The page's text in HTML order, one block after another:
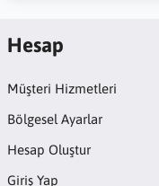
Hesap
Müşteri Hizmetleri
Bölgesel Ayarlar
Hesap Oluştur
Giriş Yap